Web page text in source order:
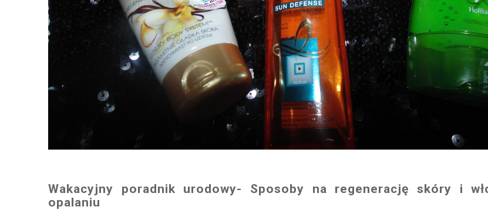
Wakacyjny poradnik urodowy- Sposoby na regenerację skóry i
opalaniu